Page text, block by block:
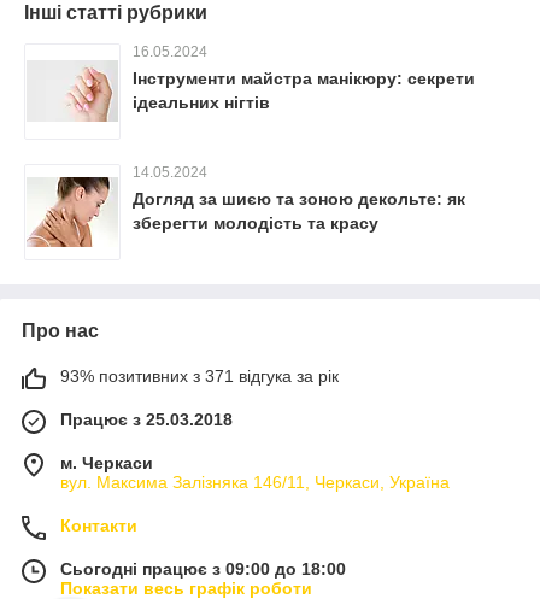
Інші статті рубрики
16.05.2024
Інструменти майстра манікюру: секрети
ідеальних нігтів
14.05.2024
Догляд за шиєю та зоною декольте: як
зберегти молодість та красу
Про нас
93% позитивних з 371 відгука за рік
Працює з 25.03.2018
м. Черкаси
вул. Максима Залізняка 146/11, Черкаси, Україна
Контакти
Сьогодні працює з 09:00 до 18:00
Показати весь графік роботи